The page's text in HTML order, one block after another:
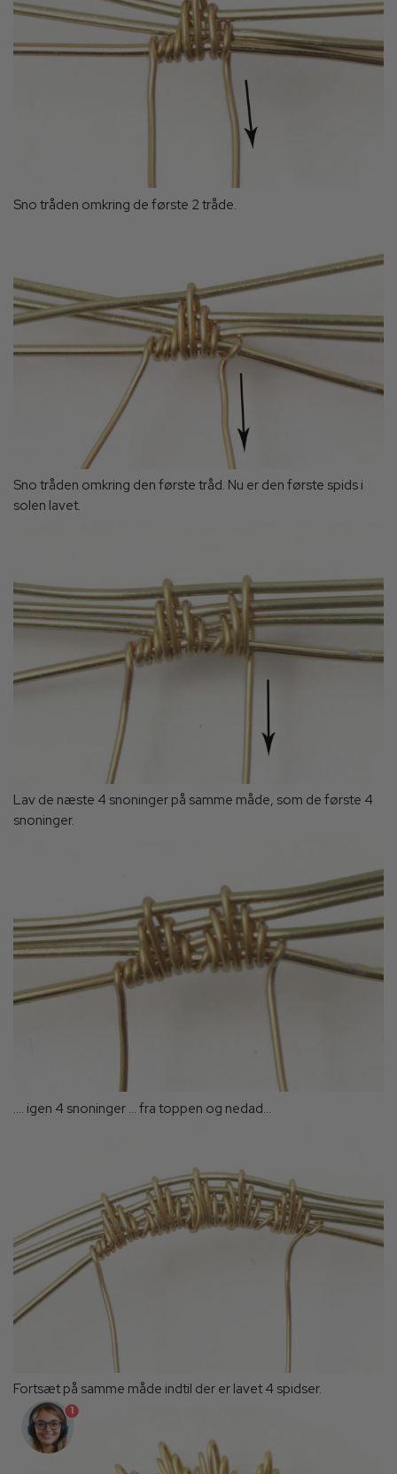
Sno tråden omkring de første 2 tråde.
Sno tråden omkring den første tråd. Nu er den første spids i
solen lavet.
Lav de næste 4 snoninger på samme måde, som de første 4
snoninger.
.... igen 4 snoninger ... fra toppen og nedad...
Fortsæt på samme måde indtil der er lavet 4 spidser.
1